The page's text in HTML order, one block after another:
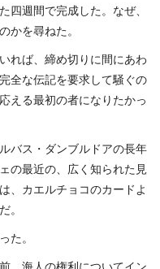
四週間で完成した。なぜ、
かを尋ねた。
れば、締め切りに間にあわ
全な伝記を要求して騒ぐの
える最初の者になりたかっ
バス・ダンブルドアの長年
の最近の、広く知られた見
、カエルチョコのカードよ
。
た。
、海人の権利についてイン